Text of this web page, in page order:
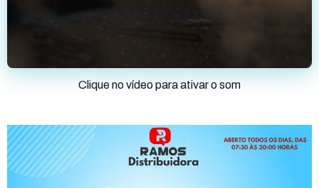
Clique no vídeo para ativar o som